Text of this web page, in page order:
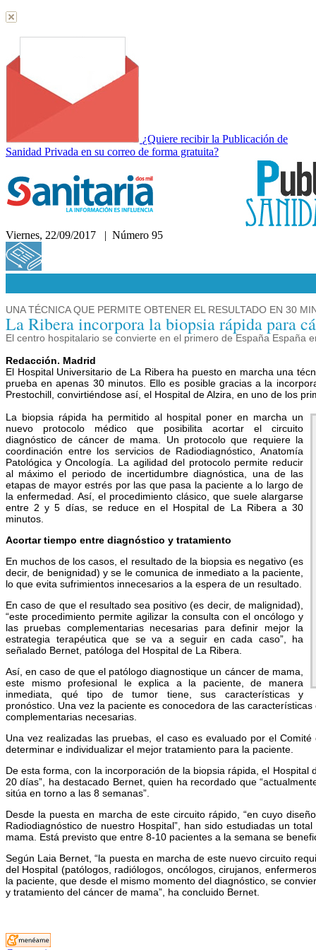
¿Quiere recibir la Publicación de
Sanidad Privada en su correo de forma gratuita?
Viernes, 22/09/2017 | Número 95
UNA TÉCNICA QUE PERMITE OBTENER EL RESULTADO EN 30
La Ribera incorpora la biopsia rápida para
El centro hospitalario se convierte en el primero de España España
Redacción. Madrid
El Hospital Universitario de La Ribera ha puesto en marcha una
prueba en apenas 30 minutos. Ello es posible gracias a la
Prestochill, convirtiéndose así, el Hospital de Alzira, en uno de los
La biopsia rápida ha permitido al hospital poner en marcha un
nuevo protocolo médico que posibilita acortar el circuito
diagnóstico de cáncer de mama. Un protocolo que requiere la
coordinación entre los servicios de Radiodiagnóstico, Anatomía
Patológica y Oncología. La agilidad del protocolo permite reducir
al máximo el periodo de incertidumbre diagnóstica, una de las
etapas de mayor estrés por las que pasa la paciente a lo largo de
la enfermedad. Así, el procedimiento clásico, que suele alargarse
entre 2 y 5 días, se reduce en el Hospital de La Ribera a 30
minutos.
Acortar tiempo entre diagnóstico y tratamiento
En muchos de los casos, el resultado de la biopsia es negativo (es
decir, de benignidad) y se le comunica de inmediato a la paciente,
lo que evita sufrimientos innecesarios a la espera de un resultado.
En caso de que el resultado sea positivo (es decir, de malignidad),
“este procedimiento permite agilizar la consulta con el oncólogo y
las pruebas complementarias necesarias para definir mejor la
estrategia terapéutica que se va a seguir en cada caso”, ha
señalado Bernet, patóloga del Hospital de La Ribera.
Así, en caso de que el patólogo diagnostique un cáncer de mama,
este mismo profesional le explica a la paciente, de manera
inmediata, qué tipo de tumor tiene, sus características y
pronóstico. Una vez la paciente es conocedora de las
complementarias necesarias.
Una vez realizadas las pruebas, el caso es evaluado por el
determinar e individualizar el mejor tratamiento para la paciente.
De esta forma, con la incorporación de la biopsia rápida, el
20 días”, ha destacado Bernet, quien ha recordado que
sitúa en torno a las 8 semanas”.
Desde la puesta en marcha de este circuito rápido, “en cuyo
Radiodiagnóstico de nuestro Hospital”, han sido estudiadas un
mama. Está previsto que entre 8-10 pacientes a la semana se
Según Laia Bernet, “la puesta en marcha de este nuevo circuito
del Hospital (patólogos, radiólogos, oncólogos, cirujanos,
la paciente, que desde el mismo momento del diagnóstico, se
y tratamiento del cáncer de mama”, ha concluido Bernet.